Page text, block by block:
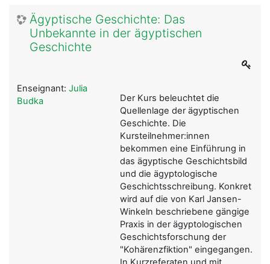
Ägyptische Geschichte: Das
Unbekannte in der ägyptischen
Geschichte
Der Kurs beleuchtet die
Quellenlage der ägyptischen
Geschichte. Die
Kursteilnehmer:innen
bekommen eine Einführung in
das ägyptische Geschichtsbild
und die ägyptologische
Geschichtsschreibung. Konkret
wird auf die von Karl Jansen-
Winkeln beschriebene gängige
Praxis in der ägyptologischen
Geschichtsforschung der
"Kohärenzfiktion" eingegangen.
Enseignant: Julia
Budka